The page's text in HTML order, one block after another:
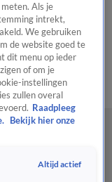
Als je
intrekt,
We gebruiken
de website goed te
dit menu op ieder
of om je
instellingen
zullen overal
Raadpleeg
Bekijk hier onze
Altijd actief